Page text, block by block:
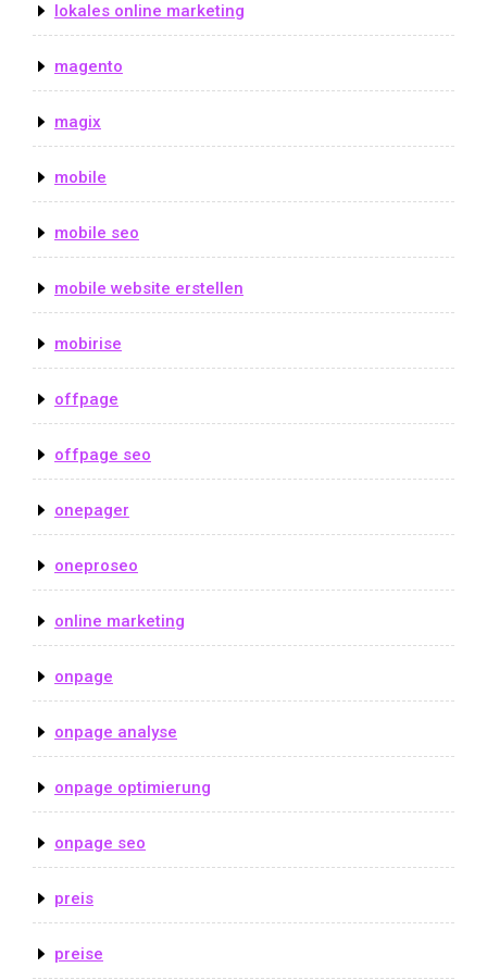
lokales online marketing
magento
magix
mobile
mobile seo
mobile website erstellen
mobirise
offpage
offpage seo
onepager
oneproseo
online marketing
onpage
onpage analyse
onpage optimierung
onpage seo
preis
preise